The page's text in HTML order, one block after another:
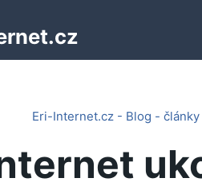
Eri-Internet.cz - Blog - články